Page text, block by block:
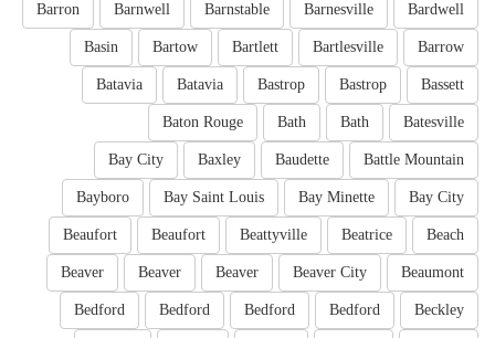
Bardwell
Barnesville
Barnstable
Barnwell
Barron
Barrow
Bartlesville
Bartlett
Bartow
Basin
Bassett
Bastrop
Bastrop
Batavia
Batavia
Batesville
Bath
Bath
Baton Rouge
Battle Mountain
Baudette
Baxley
Bay City
Bay City
Bay Minette
Bay Saint Louis
Bayboro
Beach
Beatrice
Beattyville
Beaufort
Beaufort
Beaumont
Beaver City
Beaver
Beaver
Beaver
Beckley
Bedford
Bedford
Bedford
Bedford